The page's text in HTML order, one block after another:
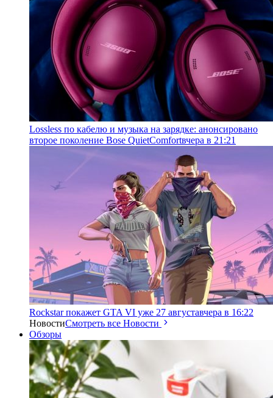
Lossless по кабелю и музыка на зарядке: анонсировано
второе поколение Bose QuietComfortвчера в 21:21
Rockstar покажет GTA VI уже 27 августавчера в 16:22
НовостиСмотреть все Новости
Обзоры